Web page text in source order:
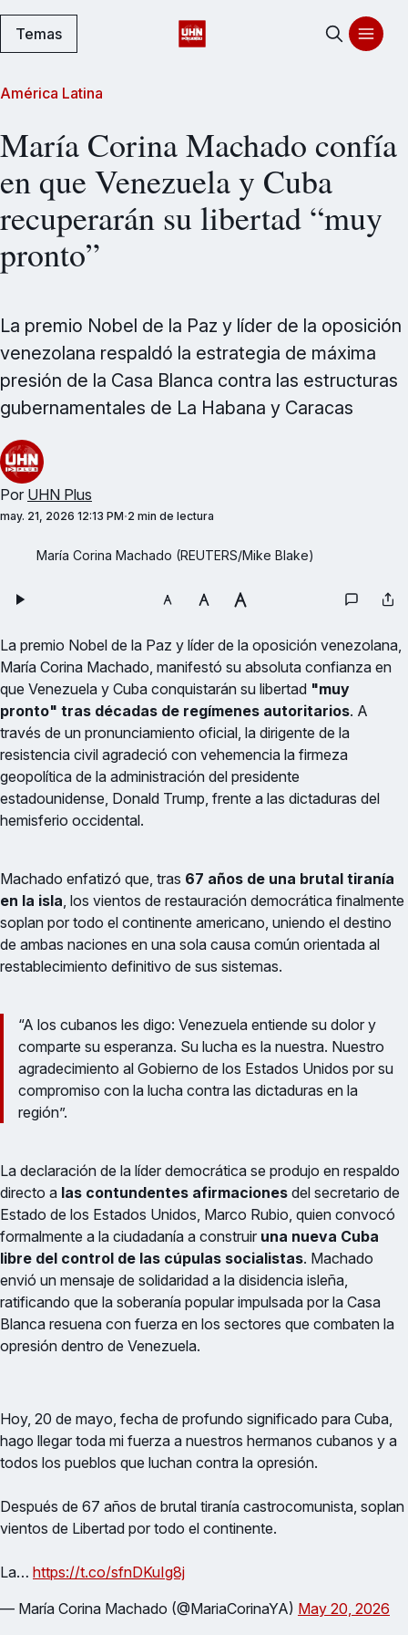
Temas
América Latina
María Corina Machado confía
en que Venezuela y Cuba
recuperarán su libertad “muy
pronto”
La premio Nobel de la Paz y líder de la oposición
venezolana respaldó la estrategia de máxima
presión de la Casa Blanca contra las estructuras
gubernamentales de La Habana y Caracas
Por UHN Plus
may. 21, 2026 12:13 PM 2 min de lectura
María Corina Machado (REUTERS/Mike Blake)
La premio Nobel de la Paz y líder de la oposición venezolana,
María Corina Machado, manifestó su absoluta confianza en
que Venezuela y Cuba conquistarán su libertad "muy
pronto" tras décadas de regímenes autoritarios. A
través de un pronunciamiento oficial, la dirigente de la
resistencia civil agradeció con vehemencia la firmeza
geopolítica de la administración del presidente
estadounidense, Donald Trump, frente a las dictaduras del
hemisferio occidental.
Machado enfatizó que, tras 67 años de una brutal tiranía
en la isla, los vientos de restauración democrática finalmente
soplan por todo el continente americano, uniendo el destino
de ambas naciones en una sola causa común orientada al
restablecimiento definitivo de sus sistemas.
“A los cubanos les digo: Venezuela entiende su dolor y
comparte su esperanza. Su lucha es la nuestra. Nuestro
agradecimiento al Gobierno de los Estados Unidos por su
compromiso con la lucha contra las dictaduras en la
región”.
La declaración de la líder democrática se produjo en respaldo
directo a las contundentes afirmaciones del secretario de
Estado de los Estados Unidos, Marco Rubio, quien convocó
formalmente a la ciudadanía a construir una nueva Cuba
libre del control de las cúpulas socialistas. Machado
envió un mensaje de solidaridad a la disidencia isleña,
ratificando que la soberanía popular impulsada por la Casa
Blanca resuena con fuerza en los sectores que combaten la
opresión dentro de Venezuela.
Hoy, 20 de mayo, fecha de profundo significado para Cuba,
hago llegar toda mi fuerza a nuestros hermanos cubanos y a
todos los pueblos que luchan contra la opresión.
Después de 67 años de brutal tiranía castrocomunista, soplan
vientos de Libertad por todo el continente.
La… https://t.co/sfnDKuIg8j
— María Corina Machado (@MariaCorinaYA) May 20, 2026